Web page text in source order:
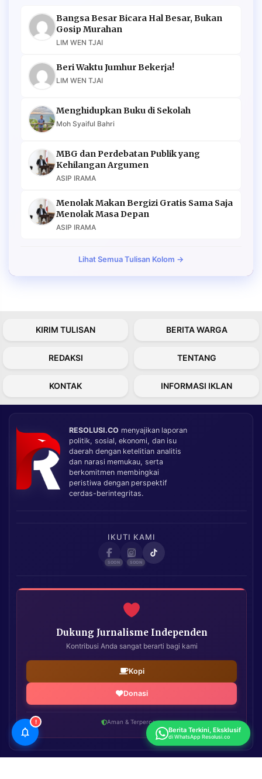
Bangsa Besar Bicara Hal Besar, Bukan
Gosip Murahan
LIM WEN TJAI
Beri Waktu Jumhur Bekerja!
LIM WEN TJAI
Menghidupkan Buku di Sekolah
Moh Syaiful Bahri
MBG dan Perdebatan Publik yang
Kehilangan Argumen
ASIP IRAMA
Menolak Makan Bergizi Gratis Sama Saja
Menolak Masa Depan
ASIP IRAMA
Lihat Semua Tulisan Kolom →
KIRIM TULISAN BERITA WARGA
REDAKSI TENTANG
KONTAK INFORMASI IKLAN
RESOLUSI.CO menyajikan laporan
politik, sosial, ekonomi, dan isu
daerah dengan ketelitian analitis
dan narasi memukau, serta
berkomitmen membingkai
peristiwa dengan perspektif
cerdas-berintegritas.
IKUTI KAMI
Dukung Jurnalisme Independen
Kontribusi Anda sangat berarti bagi kami
Kopi
Donasi
Aman & Terpercaya
!
Berita Terkini, Eksklusif
di WhatsApp Resolusi.co